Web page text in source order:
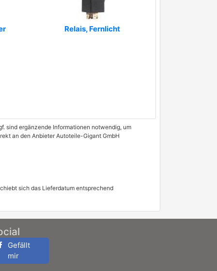
Relais, Fernlicht
sind ergänzende Informationen notwendig, um
an den Anbieter Autoteile-Gigant GmbH
sich das Lieferdatum entsprechend
Gefällt
mir